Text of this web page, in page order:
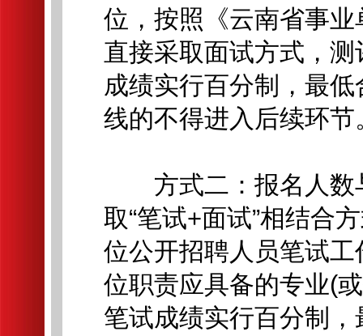
位，按照《云南省事
直接采取面试方式，
成绩实行百分制，最
线的不得进入后续环节
方式二：报名人数
取“笔试+面试”相结合
位公开招聘人员笔试
位职责应具备的专业(
笔试成绩实行百分制